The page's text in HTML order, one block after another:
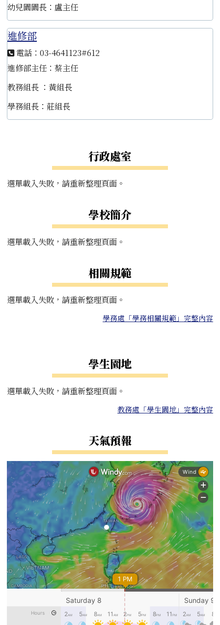
幼兒園園長：盧主任
進修部
電話：03-4641123#612
進修部主任：蔡主任
教務組長 ：黃組長
學務組長：莊組長
行政處室
選單載入失敗，請重新整理頁面。
學校簡介
選單載入失敗，請重新整理頁面。
相關規範
選單載入失敗，請重新整理頁面。
學務處「學務相關規範」完整內容
學生園地
選單載入失敗，請重新整理頁面。
教務處「學生園地」完整內容
天氣預報